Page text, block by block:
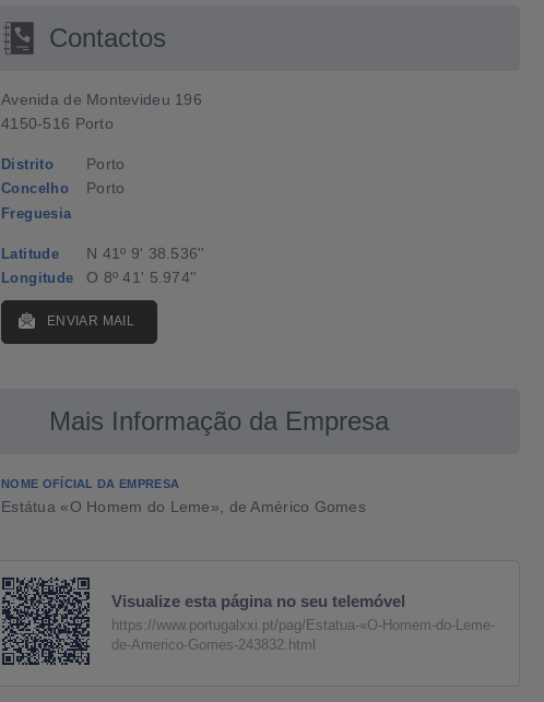
Contactos
Avenida de Montevideu 196
4150-516 Porto
Distrito Porto
Concelho Porto
Freguesia
Latitude N 41º 9' 38.536''
Longitude O 8º 41' 5.974''
ENVIAR MAIL
Mais Informação da Empresa
NOME OFÍCIAL DA EMPRESA
Estátua «O Homem do Leme», de Américo Gomes
Visualize esta página no seu telemóvel
https://www.portugalxxi.pt/pag/Estatua-«O-Homem-do-Leme-
de-Americo-Gomes-243832.html